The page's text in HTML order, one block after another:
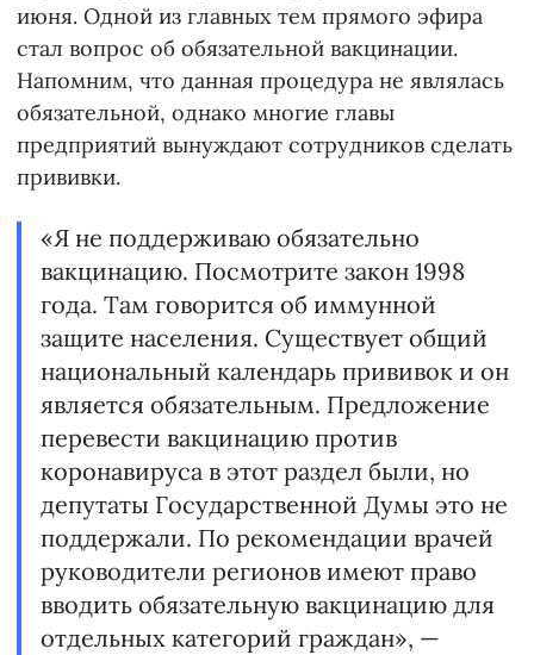
июня. Одной из главных тем прямого эфира
стал вопрос об обязательной вакцинации.
Напомним, что данная процедура не являлась
обязательной, однако многие главы
предприятий вынуждают сотрудников сделать
прививки.
«Я не поддерживаю обязательно
вакцинацию. Посмотрите закон 1998
года. Там говорится об иммунной
защите населения. Существует общий
национальный календарь прививок и он
является обязательным. Предложение
перевести вакцинацию против
коронавируса в этот раздел были, но
депутаты Государственной Думы это не
поддержали. По рекомендации врачей
руководители регионов имеют право
вводить обязательную вакцинацию для
отдельных категорий граждан», —